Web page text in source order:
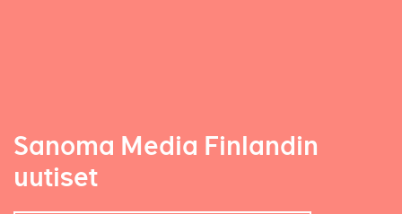
Sanoma Media Finlandin
uutiset